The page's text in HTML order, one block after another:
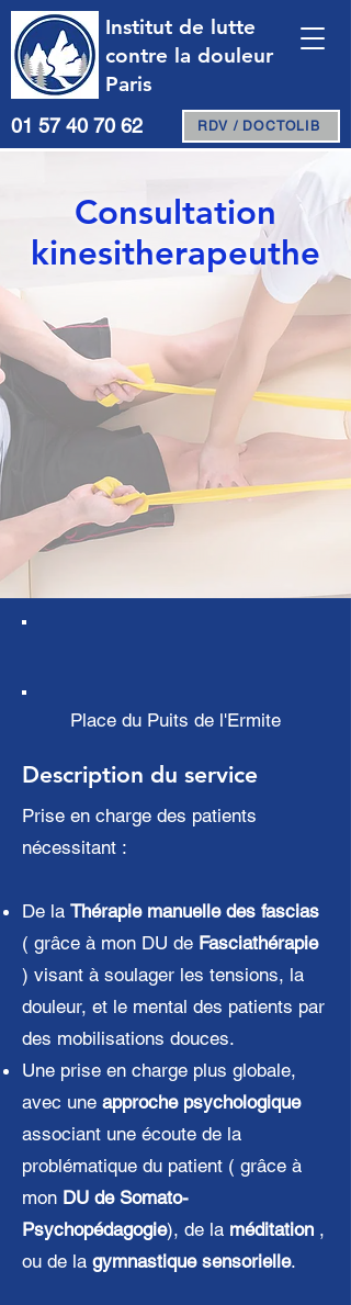
01 57 40 70 62 RDV / DOCTOLIB
Institut de lutte
contre la douleur
Paris
Consultation
kinesitherapeuthe
Place du Puits de l'Ermite
Description du service
Prise en charge des patients
nécessitant :
De la Thérapie manuelle des fascias
( grâce à mon DU de Fasciathérapie
) visant à soulager les tensions, la
douleur, et le mental des patients par
des mobilisations douces.
Une prise en charge plus globale,
avec une approche psychologique
associant une écoute de la
problématique du patient ( grâce à
mon DU de Somato-
Psychopédagogie), de la méditation ,
ou de la gymnastique sensorielle.